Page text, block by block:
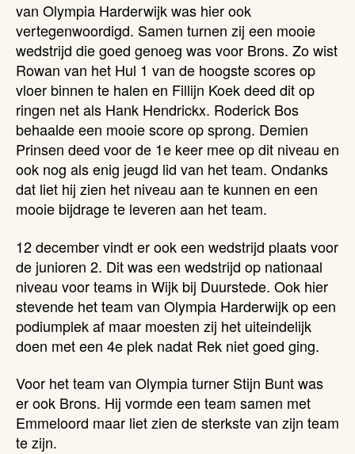
van Olympia Harderwijk was hier ook
vertegenwoordigd. Samen turnen zij een mooie
wedstrijd die goed genoeg was voor Brons. Zo wist
Rowan van het Hul 1 van de hoogste scores op
vloer binnen te halen en Fillijn Koek deed dit op
ringen net als Hank Hendrickx. Roderick Bos
behaalde een mooie score op sprong. Demien
Prinsen deed voor de 1e keer mee op dit niveau en
ook nog als enig jeugd lid van het team. Ondanks
dat liet hij zien het niveau aan te kunnen en een
mooie bijdrage te leveren aan het team.
12 december vindt er ook een wedstrijd plaats voor
de junioren 2. Dit was een wedstrijd op nationaal
niveau voor teams in Wijk bij Duurstede. Ook hier
stevende het team van Olympia Harderwijk op een
podiumplek af maar moesten zij het uiteindelijk
doen met een 4e plek nadat Rek niet goed ging.
Voor het team van Olympia turner Stijn Bunt was
er ook Brons. Hij vormde een team samen met
Emmeloord maar liet zien de sterkste van zijn team
te zijn.